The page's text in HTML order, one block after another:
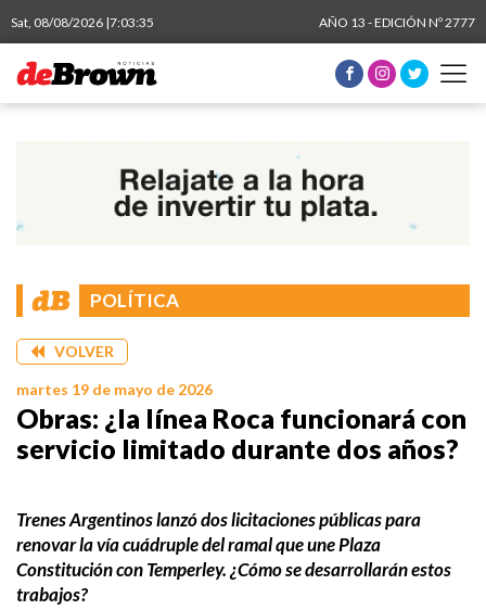
Sat, 08/08/2026 |7:03:36 AÑO 13 - EDICIÓN Nº 2777
POLÍTICA
VOLVER
martes 19 de mayo de 2026
Obras: ¿la línea Roca funcionará con
servicio limitado durante dos años?
Trenes Argentinos lanzó dos licitaciones públicas para
renovar la vía cuádruple del ramal que une Plaza
Constitución con Temperley. ¿Cómo se desarrollarán estos
trabajos?